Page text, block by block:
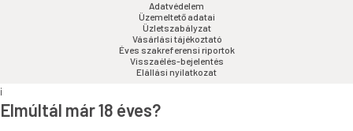
Adatvédelem
Üzemeltető adatai
Üzletszabályzat
Vásárlási tájékoztató
Éves szakreferensi riportok
Visszaélés-bejelentés
Elállási nyilatkozat
i
Elmúltál már 18 éves?